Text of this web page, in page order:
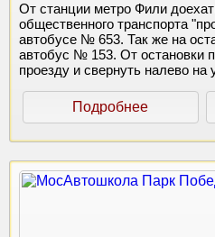
От станции метро Фили
общественного транспорта
автобусе № 653. Так же на
автобус № 153. От остановки
проезду и свернуть налево на
Подробнее